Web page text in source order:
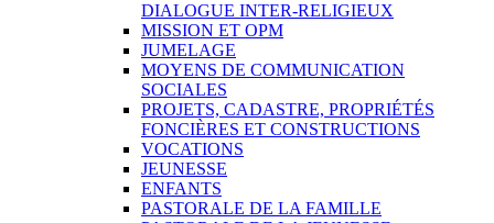
DIALOGUE INTER-RELIGIEUX
MISSION ET OPM
JUMELAGE
MOYENS DE COMMUNICATION
SOCIALES
PROJETS, CADASTRE, PROPRIÉTÉS
FONCIÈRES ET CONSTRUCTIONS
VOCATIONS
JEUNESSE
ENFANTS
PASTORALE DE LA FAMILLE